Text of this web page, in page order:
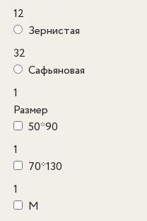
12
Зернистая
32
Сафьяновая
1
Размер
50*90
1
70*130
1
M